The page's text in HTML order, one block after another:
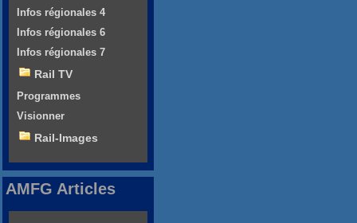
Infos régionales 4
Infos régionales 6
Infos régionales 7
Rail TV
Programmes
Visionner
Rail-Images
AMFG Articles